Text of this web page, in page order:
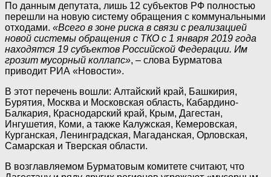
По данным депутата, лишь 12 субъектов РФ полностью
перешли на новую систему обращения с коммунальными
отходами. «Всего в зоне риска в связи с реализацией
новой системы обращения с ТКО с 1 января 2019 года
находятся 19 субъектов Российской Федерации. Им
грозит мусорный коллапс», – слова Бурматова
приводит РИА «Новости».
В этот перечень вошли: Алтайский край, Башкирия,
Бурятия, Москва и Московская область, Кабардино-
Балкария, Краснодарский край, Крым, Дагестан,
Ингушетия, Коми, а также Калужская, Кемеровская,
Курганская, Ленинградская, Магаданская, Орловская,
Самарская и Тверская области.
В возглавляемом Бурматовым комитете считают, что